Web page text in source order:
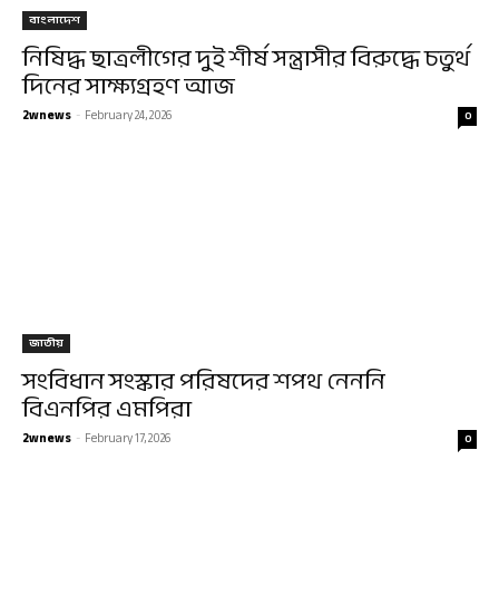
বাংলাদেশ
নিষিদ্ধ ছাত্রলীগের দুই শীর্ষ সন্ত্রাসীর বিরুদ্ধে চতুর্থ
দিনের সাক্ষ্যগ্রহণ আজ
2wnews - February 24, 2026 0
জাতীয়
সংবিধান সংস্কার পরিষদের শপথ নেননি
বিএনপির এমপিরা
2wnews - February 17, 2026 0